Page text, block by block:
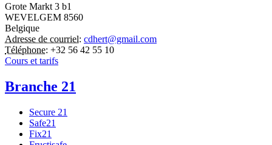
Grote Markt 3 b1
WEVELGEM 8560
Belgique
Adresse de courriel: cdhert@gmail.com
Téléphone: +32 56 42 55 10
Cours et tarifs
Branche 21
Secure 21
Safe21
Fix21